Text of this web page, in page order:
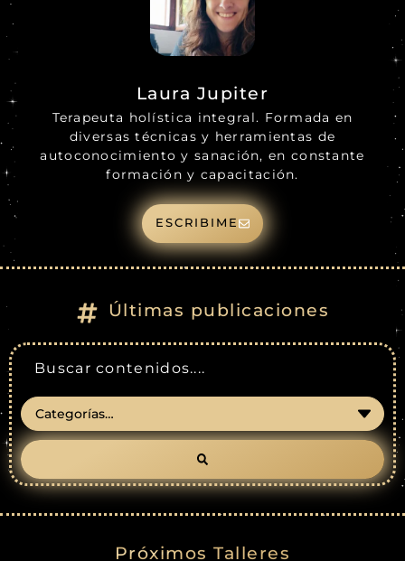
Laura Jupiter
Terapeuta holística integral. Formada en
diversas técnicas y herramientas de
autoconocimiento y sanación, en constante
formación y capacitación.
ESCRIBIME
Últimas publicaciones
Próximos Talleres